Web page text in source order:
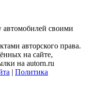
автомобилей своими
авторского права.
на сайте,
на autorn.ru
| Политика